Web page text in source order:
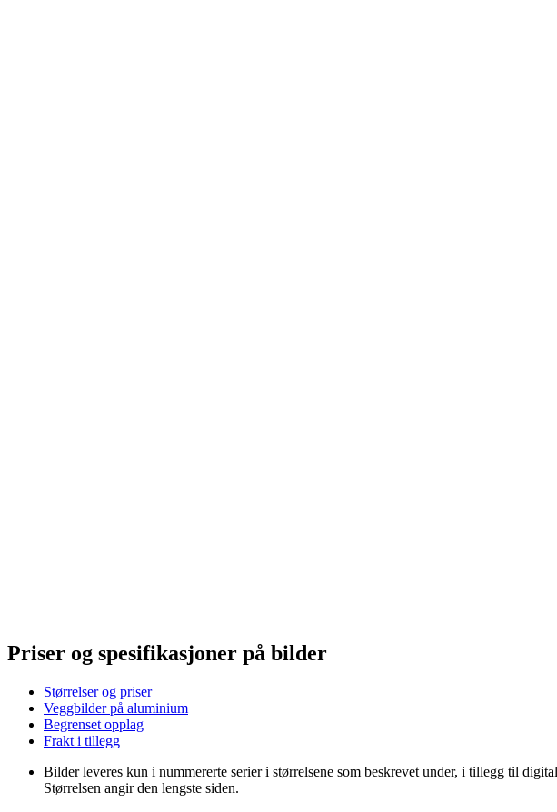
Priser og spesifikasjoner på bilder
Størrelser og priser
Veggbilder på aluminium
Begrenset opplag
Frakt i tillegg
Bilder leveres kun i nummererte serier i størrelsene som beskrevet under, i tillegg til
Størrelsen angir den lengste siden.